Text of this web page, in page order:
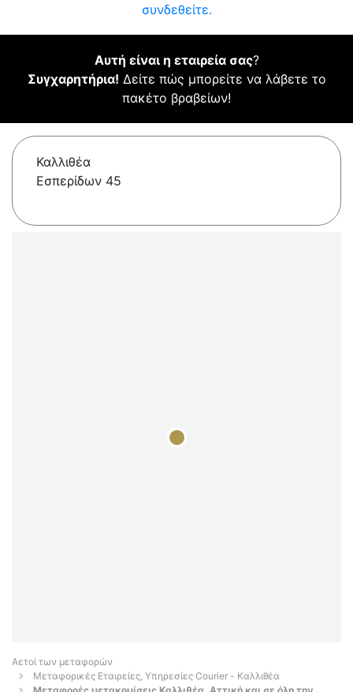
συνδεθείτε.
Αυτή είναι η εταιρεία σας?
Συγχαρητήρια! Δείτε πώς μπορείτε να λάβετε το
πακέτο βραβείων!
Καλλιθέα
Εσπερίδων 45
Αετοί των μεταφορών
Μεταφορικές Εταιρείες, Υπηρεσίες Courier - Καλλιθέα